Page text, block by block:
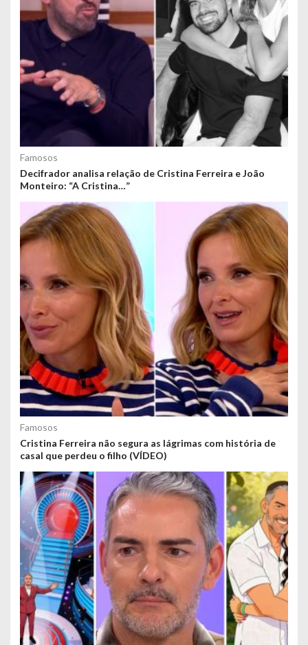
Famosos
Decifrador analisa relação de Cristina Ferreira e João
Monteiro: “A Cristina…”
Famosos
Cristina Ferreira não segura as lágrimas com história de
casal que perdeu o filho (VÍDEO)